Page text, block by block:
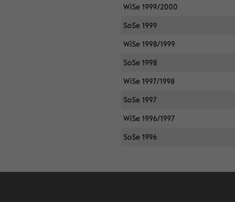
WiSe 1999/2000
SoSe 1999
WiSe 1998/1999
SoSe 1998
WiSe 1997/1998
SoSe 1997
WiSe 1996/1997
SoSe 1996